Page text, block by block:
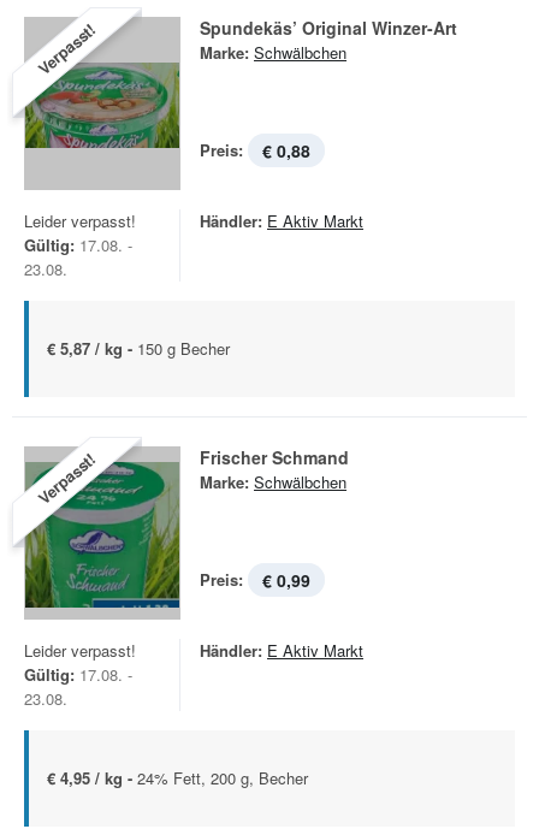
Verpasst! Spundekäs’ Original Winzer-Art
Marke: Schwälbchen
Preis: € 0,88
Leider verpasst!
Gültig: 17.08. -
23.08.
Händler: E Aktiv Markt
€ 5,87 / kg - 150 g Becher
Verpasst! Frischer Schmand
Marke: Schwälbchen
Preis: € 0,99
Leider verpasst!
Gültig: 17.08. -
23.08.
Händler: E Aktiv Markt
€ 4,95 / kg - 24% Fett, 200 g, Becher